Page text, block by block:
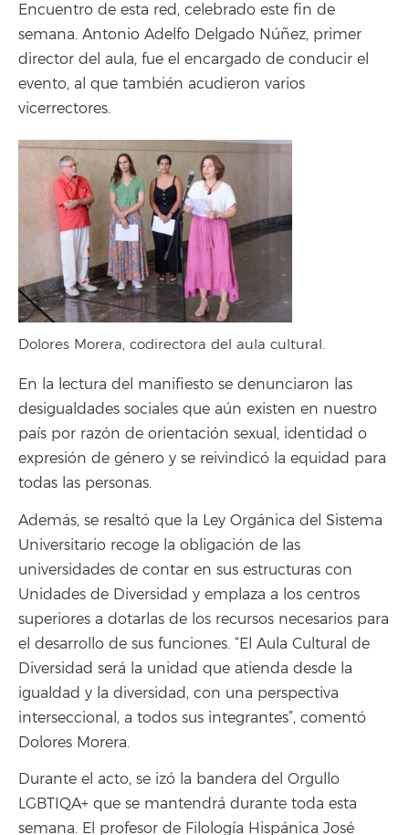
Encuentro de esta red, celebrado este fin de
semana. Antonio Adelfo Delgado Núñez, primer
director del aula, fue el encargado de conducir el
evento, al que también acudieron varios
vicerrectores.
Dolores Morera, codirectora del aula cultural.
En la lectura del manifiesto se denunciaron las
desigualdades sociales que aún existen en nuestro
país por razón de orientación sexual, identidad o
expresión de género y se reivindicó la equidad para
todas las personas.
Además, se resaltó que la Ley Orgánica del Sistema
Universitario recoge la obligación de las
universidades de contar en sus estructuras con
Unidades de Diversidad y emplaza a los centros
superiores a dotarlas de los recursos necesarios para
el desarrollo de sus funciones. “El Aula Cultural de
Diversidad será la unidad que atienda desde la
igualdad y la diversidad, con una perspectiva
interseccional, a todos sus integrantes”, comentó
Dolores Morera.
Durante el acto, se izó la bandera del Orgullo
LGBTIQA+ que se mantendrá durante toda esta
semana. El profesor de Filología Hispánica José